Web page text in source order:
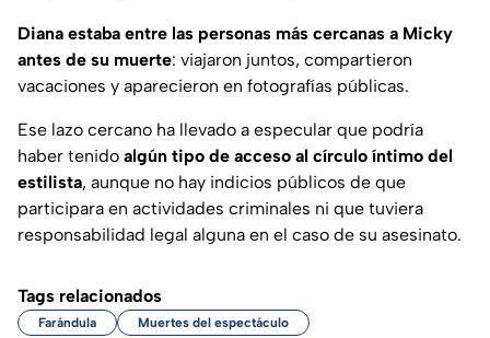
Diana estaba entre las personas más cercanas a Micky
antes de su muerte: viajaron juntos, compartieron
vacaciones y aparecieron en fotografías públicas.
Ese lazo cercano ha llevado a especular que podría
haber tenido algún tipo de acceso al círculo íntimo del
estilista, aunque no hay indicios públicos de que
participara en actividades criminales ni que tuviera
responsabilidad legal alguna en el caso de su asesinato.
Tags relacionados
Farándula Muertes del espectáculo